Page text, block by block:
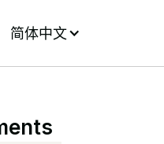
简体中文